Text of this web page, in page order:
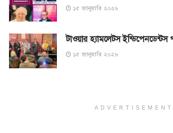
১৫ জানুয়ারি ২০২৬
টাওয়ার হ্যামলেটস ইন্ডিপেনডেন্টস
১৫ জানুয়ারি ২০২৬
ADVERTISEMENT